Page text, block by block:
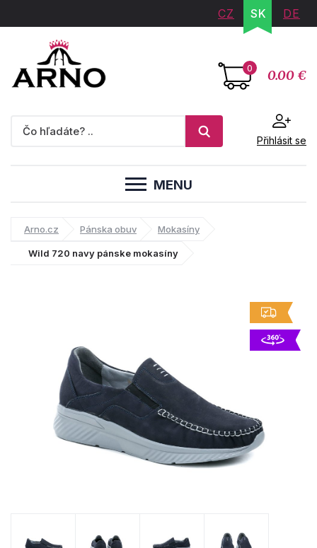
CZ SK DE
0 0.00 €
Přihlásit se
MENU
Arno.cz Pánska obuv Mokasíny
Wild 720 navy pánske mokasíny